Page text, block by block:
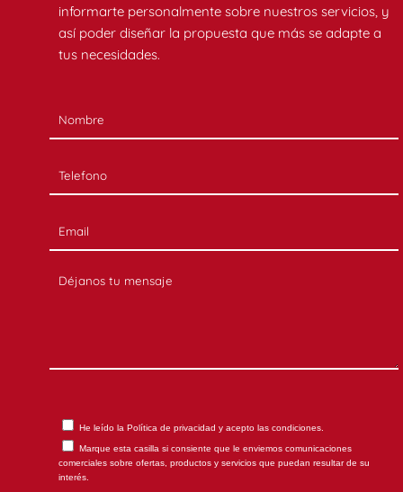
informarte personalmente sobre nuestros servicios, y
así poder diseñar la propuesta que más se adapte a
tus necesidades.
He leído la Política de privacidad y acepto las condiciones.
Marque esta casilla si consiente que le enviemos comunicaciones
comerciales sobre ofertas, productos y servicios que puedan resultar de su
interés.